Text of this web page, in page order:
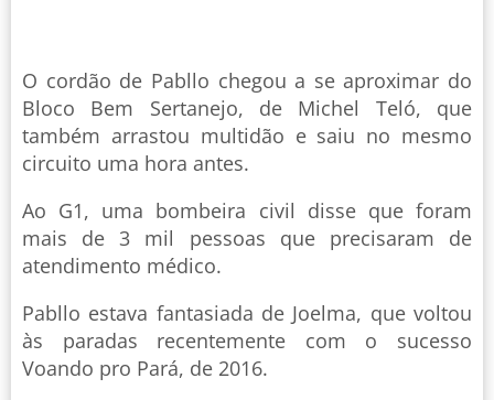
O cordão de Pabllo chegou a se aproximar do
Bloco Bem Sertanejo, de Michel Teló, que
também arrastou multidão e saiu no mesmo
circuito uma hora antes.
Ao G1, uma bombeira civil disse que foram
mais de 3 mil pessoas que precisaram de
atendimento médico.
Pabllo estava fantasiada de Joelma, que voltou
às paradas recentemente com o sucesso
Voando pro Pará, de 2016.